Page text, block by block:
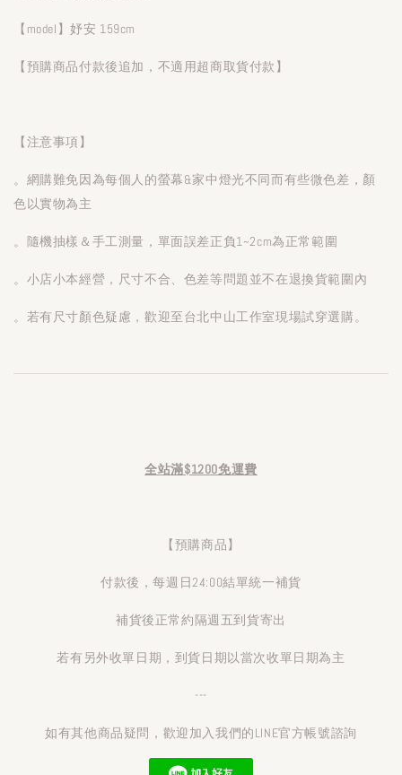
【model】妤安 159cm
【預購商品付款後追加，不適用超商取貨付款】
【注意事項】
。網購難免因為每個人的螢幕&家中燈光不同而有些微色差，顏
色以實物為主
。隨機抽樣＆手工測量，單面誤差正負1~2cm為正常範圍
。小店小本經營，尺寸不合、色差等問題並不在退換貨範圍內
。若有尺寸顏色疑慮，歡迎至台北中山工作室現場試穿選購。
全站滿$1200免運費
【預購商品】
付款後，每週日24:00結單統一補貨
補貨後正常約隔週五到貨寄出
若有另外收單日期，到貨日期以當次收單日期為主
---
如有其他商品疑問，歡迎加入我們的LINE官方帳號諮詢